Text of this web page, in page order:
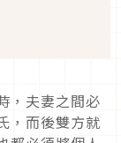
，夫妻之間必
，而後雙方就